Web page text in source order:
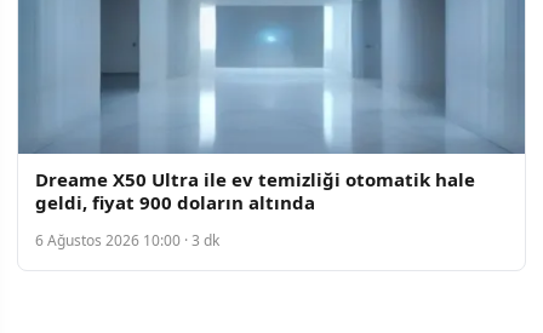
Dreame X50 Ultra ile ev temizliği otomatik hale
geldi, fiyat 900 doların altında
6 Ağustos 2026 10:00 · 3 dk